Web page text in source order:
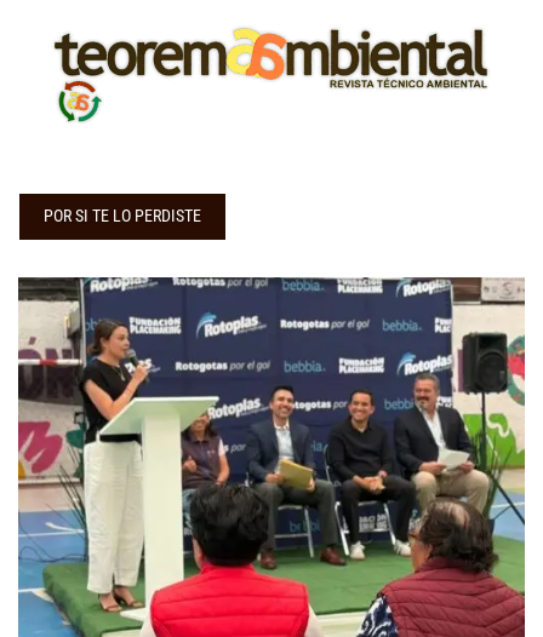
POR SI TE LO PERDISTE